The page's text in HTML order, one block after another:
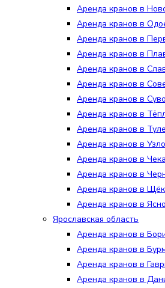
Аренда кранов в
Аренда кранов в
Аренда кранов в
Аренда кранов в
Аренда кранов в
Аренда кранов в
Аренда кранов в
Аренда кранов в
Аренда кранов в Туле
Аренда кранов в
Аренда кранов в
Аренда кранов в
Аренда кранов в
Аренда кранов в
Ярославская область
Аренда кранов в
Аренда кранов в
Аренда кранов в
Аренда кранов в